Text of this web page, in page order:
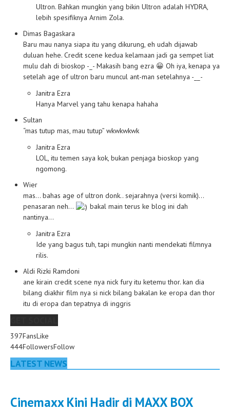
Ultron. Bahkan mungkin yang bikin Ultron adalah HYDRA,
lebih spesifiknya Arnim Zola.
Dimas Bagaskara
Baru mau nanya siapa itu yang dikurung, eh udah dijawab
duluan hehe. Credit scene kedua kelamaan jadi ga sempet liat
mulu dah di bioskop -_- Makasih bang ezra 😀 Oh iya, kenapa ya
setelah age of ultron baru muncul ant-man setelahnya -__-
Janitra Ezra
Hanya Marvel yang tahu kenapa hahaha
Sultan
“mas tutup mas, mau tutup” wkwkwkwk
Janitra Ezra
LOL, itu temen saya kok, bukan penjaga bioskop yang
ngomong.
Wier
mas… bahas age of ultron donk.. sejarahnya (versi komik)…
penasaran neh…
bakal main terus ke blog ini dah
nantinya…
Janitra Ezra
Ide yang bagus tuh, tapi mungkin nanti mendekati filmnya
rilis.
Aldi Rizki Ramdoni
ane kirain credit scene nya nick fury itu ketemu thor. kan dia
bilang diakhir film nya si nick bilang bakalan ke eropa dan thor
itu di eropa dan tepatnya di inggris
397FansLike
444FollowersFollow
LATEST NEWS
Cinemaxx Kini Hadir di MAXX BOX